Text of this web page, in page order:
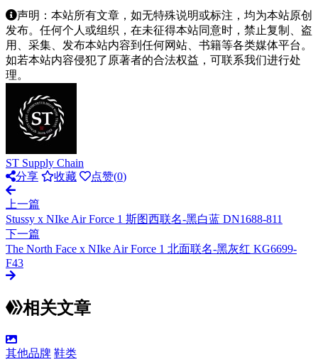
声明：本站所有文章，如无特殊说明或标注，均为本站原创
发布。任何个人或组织，在未征得本站同意时，禁止复制、盗
用、采集、发布本站内容到任何网站、书籍等各类媒体平台。
如若本站内容侵犯了原著者的合法权益，可联系我们进行处
理。
ST Supply Chain
分享
收藏 点赞(0)
上一篇
Stussy x NIke Air Force 1 斯图西联名-黑白蓝 DN1688-811
下一篇
The North Face x NIke Air Force 1 北面联名-黑灰红 KG6699-
F43
相关文章
其他品牌 鞋类